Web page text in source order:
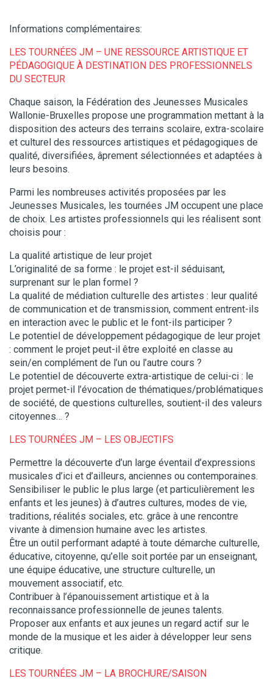
Informations complémentaires:
LES TOURNÉES JM – UNE RESSOURCE ARTISTIQUE ET
PÉDAGOGIQUE À DESTINATION DES PROFESSIONNELS
DU SECTEUR
Chaque saison, la Fédération des Jeunesses Musicales
Wallonie-Bruxelles propose une programmation mettant à la
disposition des acteurs des terrains scolaire, extra-scolaire
et culturel des ressources artistiques et pédagogiques de
qualité, diversifiées, âprement sélectionnées et adaptées à
leurs besoins.
Parmi les nombreuses activités proposées par les
Jeunesses Musicales, les tournées JM occupent une place
de choix. Les artistes professionnels qui les réalisent sont
choisis pour :
La qualité artistique de leur projet
L’originalité de sa forme : le projet est-il séduisant,
surprenant sur le plan formel ?
La qualité de médiation culturelle des artistes : leur qualité
de communication et de transmission, comment entrent-ils
en interaction avec le public et le font-ils participer ?
Le potentiel de développement pédagogique de leur projet
: comment le projet peut-il être exploité en classe au
sein/en complément de l’un ou l’autre cours ?
Le potentiel de découverte extra-artistique de celui-ci : le
projet permet-il l’évocation de thématiques/problématiques
de société, de questions culturelles, soutient-il des valeurs
citoyennes… ?
LES TOURNÉES JM – LES OBJECTIFS
Permettre la découverte d’un large éventail d’expressions
musicales d’ici et d’ailleurs, anciennes ou contemporaines.
Sensibiliser le public le plus large (et particulièrement les
enfants et les jeunes) à d’autres cultures, modes de vie,
traditions, réalités sociales, etc. grâce à une rencontre
vivante à dimension humaine avec les artistes.
Être un outil performant adapté à toute démarche culturelle,
éducative, citoyenne, qu’elle soit portée par un enseignant,
une équipe éducative, une structure culturelle, un
mouvement associatif, etc.
Contribuer à l’épanouissement artistique et à la
reconnaissance professionnelle de jeunes talents.
Proposer aux enfants et aux jeunes un regard actif sur le
monde de la musique et les aider à développer leur sens
critique.
LES TOURNÉES JM – LA BROCHURE/SAISON